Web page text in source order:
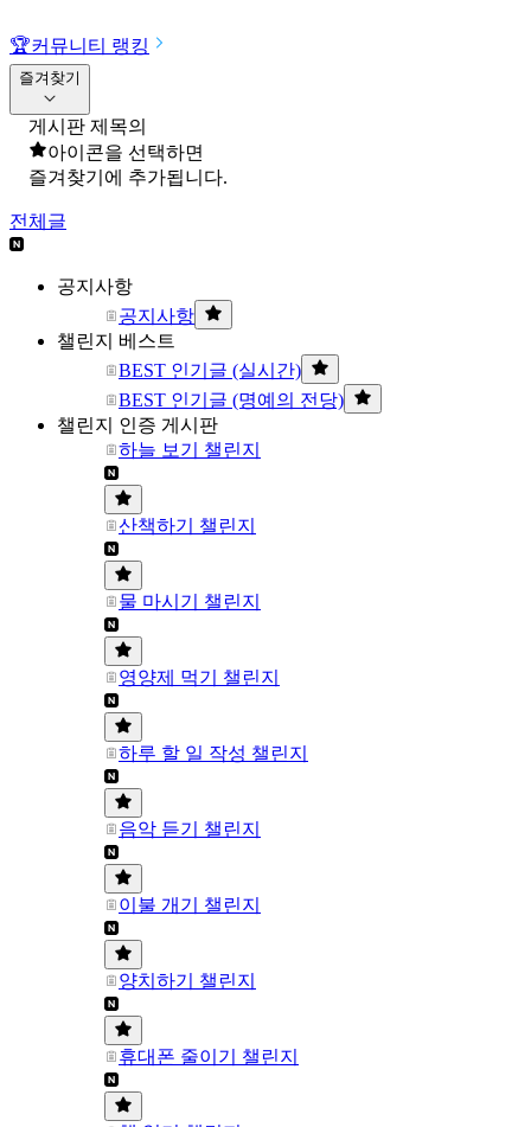
🏆커뮤니티 랭킹
즐겨찾기
게시판 제목의
아이콘을 선택하면
즐겨찾기에 추가됩니다.
전체글
공지사항
공지사항
챌린지 베스트
BEST 인기글 (실시간)
BEST 인기글 (명예의 전당)
챌린지 인증 게시판
하늘 보기 챌린지
산책하기 챌린지
물 마시기 챌린지
영양제 먹기 챌린지
하루 할 일 작성 챌린지
음악 듣기 챌린지
이불 개기 챌린지
양치하기 챌린지
휴대폰 줄이기 챌린지